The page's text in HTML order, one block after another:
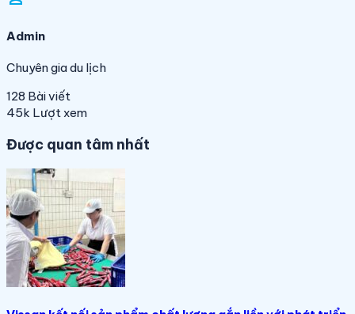
Admin
Chuyên gia du lịch
128 Bài viết
45k Lượt xem
Được quan tâm nhất